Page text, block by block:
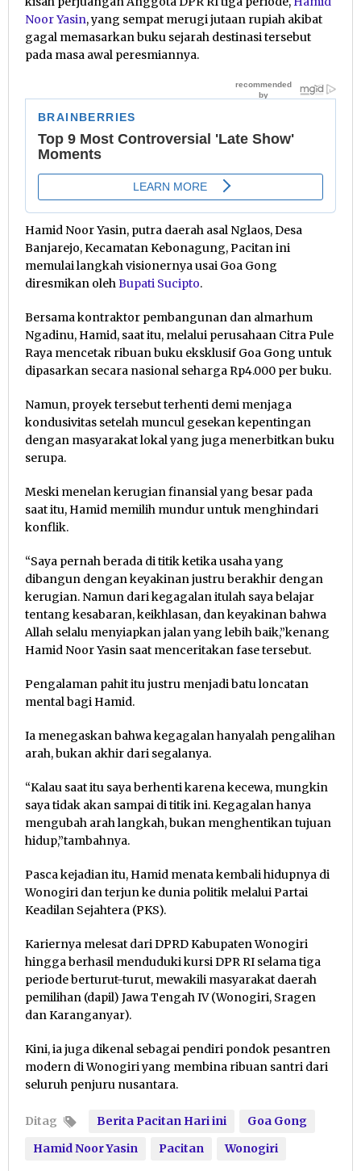
Noor Yasin, yang sempat merugi jutaan rupiah akibat
gagal memasarkan buku sejarah destinasi tersebut
pada masa awal peresmiannya.
Hamid Noor Yasin, putra daerah asal Nglaos, Desa
Banjarejo, Kecamatan Kebonagung, Pacitan ini
memulai langkah visionernya usai Goa Gong
diresmikan olehBupati Sucipto.
Bersama kontraktor pembangunan dan almarhum
Ngadinu, Hamid, saat itu, melalui perusahaan Citra Pule
Raya mencetak ribuan buku eksklusif Goa Gong untuk
dipasarkan secara nasional seharga Rp4.000 per buku.
Namun, proyek tersebut terhenti demi menjaga
kondusivitas setelah muncul gesekan kepentingan
dengan masyarakat lokal yang juga menerbitkan buku
serupa.
Meski menelan kerugian finansial yang besar pada
saat itu, Hamid memilih mundur untuk menghindari
konflik.
“Saya pernah berada di titik ketika usaha yang
dibangun dengan keyakinan justru berakhir dengan
kerugian. Namun dari kegagalan itulah saya belajar
tentang kesabaran, keikhlasan, dan keyakinan bahwa
Allah selalu menyiapkan jalan yang lebih baik,”kenang
Hamid Noor Yasin saat menceritakan fase tersebut.
Pengalaman pahit itu justru menjadi batu loncatan
mental bagi Hamid.
Ia menegaskan bahwa kegagalan hanyalah pengalihan
arah, bukan akhir dari segalanya.
“Kalau saat itu saya berhenti karena kecewa, mungkin
saya tidak akan sampai di titik ini. Kegagalan hanya
mengubah arah langkah, bukan menghentikan tujuan
hidup,”tambahnya.
Pasca kejadian itu, Hamid menata kembali hidupnya di
Wonogiri dan terjun ke dunia politik melalui Partai
Keadilan Sejahtera (PKS).
Kariernya melesat dari DPRD Kabupaten Wonogiri
hingga berhasil menduduki kursi DPR RI selama tiga
periode berturut-turut, mewakili masyarakat daerah
pemilihan (dapil) Jawa Tengah IV (Wonogiri, Sragen
dan Karanganyar).
Kini, ia juga dikenal sebagai pendiri pondok pesantren
modern di Wonogiri yang membina ribuan santri dari
seluruh penjuru nusantara.
Ditag Berita Pacitan Hari ini
Goa Gong
Hamid Noor Yasin
Pacitan Wonogiri